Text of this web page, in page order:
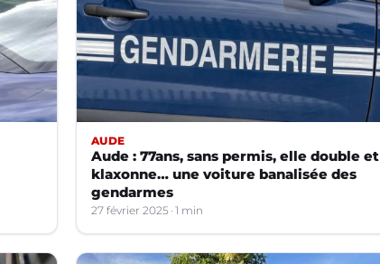
AUDE
Aude : 77ans, sans permis, elle double et
klaxonne… une voiture banalisée des
gendarmes
27 février 2025 1 min